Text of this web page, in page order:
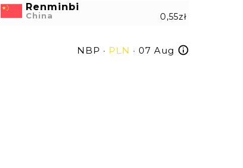
Renminbi
China 0,55zł
NBP · PLN · 07 Aug